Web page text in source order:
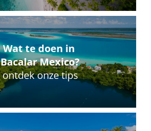
Wat te doen in
Bacalar Mexico?
ontdek onze tips